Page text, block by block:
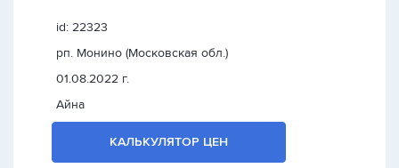
id: 22323
рп. Монино (Московская обл.)
01.08.2022 г.
Айна
КАЛЬКУЛЯТОР ЦЕН